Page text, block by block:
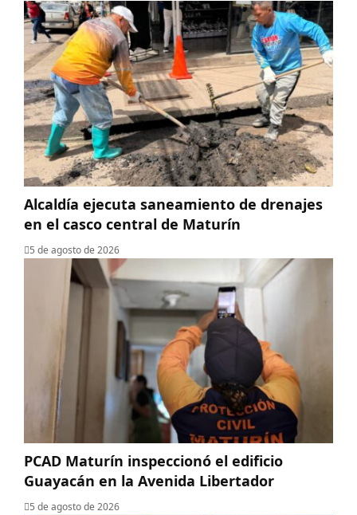
Alcaldía ejecuta saneamiento de drenajes
en el casco central de Maturín
5 de agosto de 2026
PCAD Maturín inspeccionó el edificio
Guayacán en la Avenida Libertador
5 de agosto de 2026